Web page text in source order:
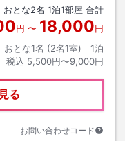
おとな2名 1泊1部屋 合計
円 〜 18,000円
おとな1名 (2名1室)｜ 1泊
税込 5,500円〜9,000円
る
お問い合わせコード